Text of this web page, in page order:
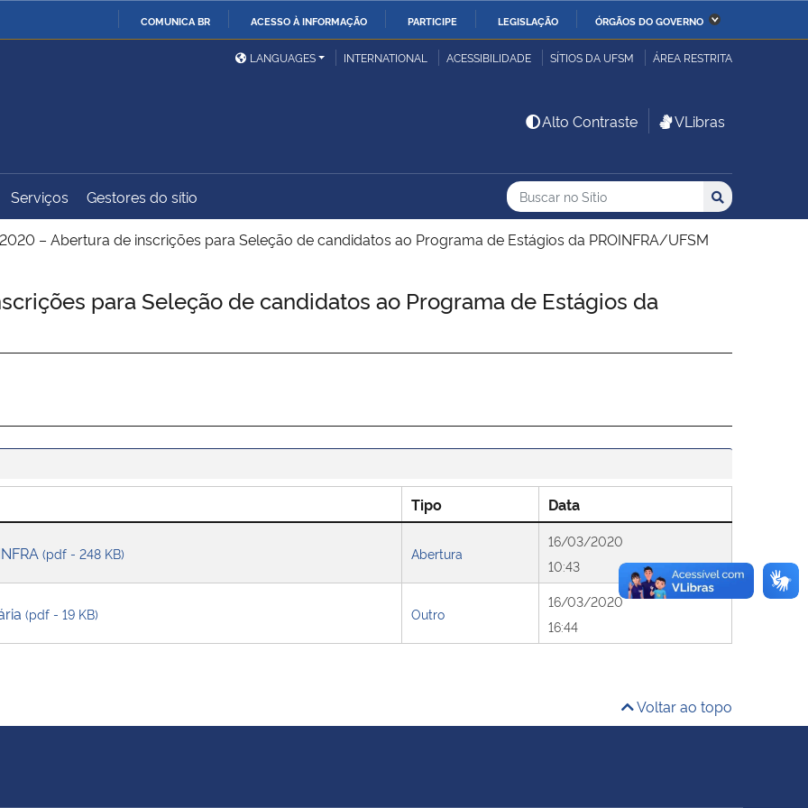
COMUNICA BR ACESSO À INFORMAÇÃO PARTICIPE LEGISLAÇÃO ÓRGÃOS DO GOVERNO
Ministério da Defesa
Ministério das Relações
Exteriores
Ministério da Economia Ministério da Infraestrutura
Ministério da Ciência,
Tecnologia, Inovações e
Ministério do
Desenvolvimento Regional
Família e dos Direitos
Advocacia-Geral da União Banco Central do Brasil Planalto
LANGUAGES INTERNATIONAL ACESSIBILIDADE SÍTIOS DA UFSM ÁREA RESTRITA
Alto Contraste VLibras
Serviços Gestores do sítio Busca
Buscar no no Sítio
Busca: Buscar
– Abertura de inscrições para Seleção de candidatos ao Programa de Estágios da PROINFRA/UFSM
para Seleção de candidatos ao Programa de Estágios da
Tipo Data
(pdf - 248 KB) Abertura
16/03/2020
10:43
(pdf - 19 KB) Outro
16/03/2020
16:44
Voltar ao topo